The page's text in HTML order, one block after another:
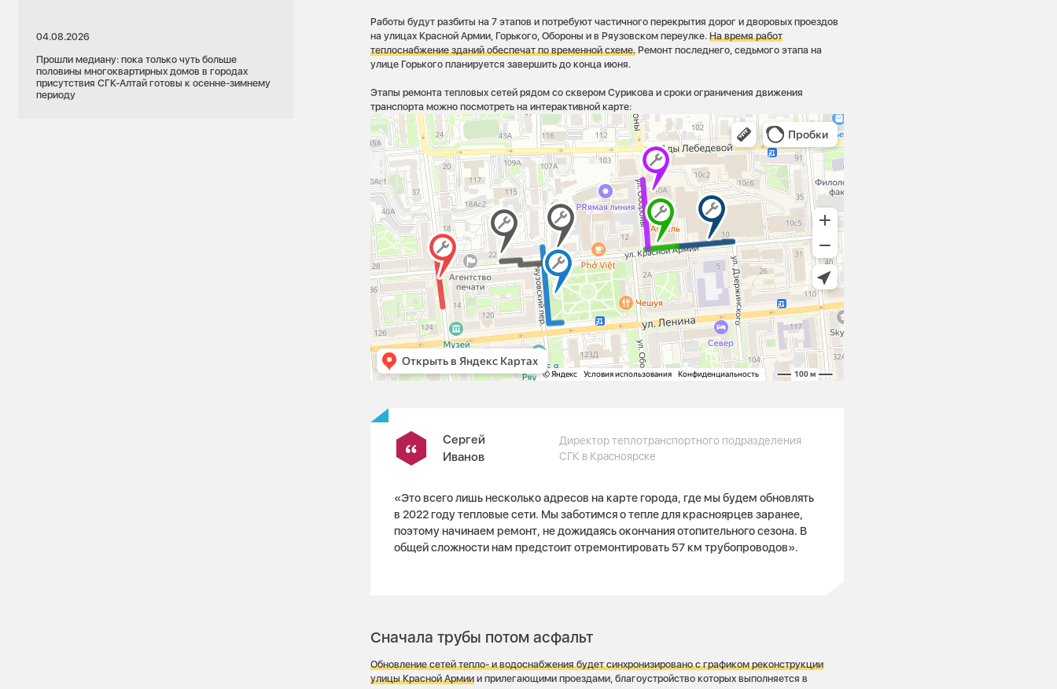
04.08.2026
Прошли медиану: пока только чуть больше
половины многоквартирных домов в городах
присутствия СГК-Алтай готовы к осенне-зимнему
периоду
Работы будут разбиты на 7 этапов и потребуют частичного перекрытия дорог и дворовых проездов
на улицах Красной Армии, Горького, Обороны и в Ряузовском переулке.На время работ
теплоснабжение зданий обеспечат по временной схеме. Ремонт последнего, седьмого этапа на
улице Горького планируется завершить до конца июня.
Этапы ремонта тепловых сетей рядом со сквером Сурикова и сроки ограничения движения
транспорта можно посмотреть на интерактивной карте:
Сергей
Иванов
Директор теплотранспортного подразделения
СГК в Красноярске
«Это всего лишь несколько адресов на карте города, где мы будем обновлять
в 2022 году тепловые сети. Мы заботимся о тепле для красноярцев заранее,
поэтому начинаем ремонт, не дожидаясь окончания отопительного сезона. В
общей сложности нам предстоит отремонтировать 57 км трубопроводов».
Сначала трубы потом асфальт
Обновление сетейтепло- и водоснабжениябудет синхронизировано с графиком реконструкции
улицы Красной Армии и прилегающими проездами, благоустройство которых выполняется в